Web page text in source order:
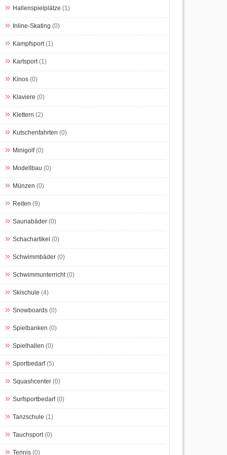
Hallenspielplätze (1)
Inline-Skating (0)
Kampfsport(1)
Kartsport(1)
Kinos(0)
Klaviere (0)
Klettern (2)
Kutschenfahrten (0)
Minigolf(0)
Modellbau (0)
Münzen (0)
Reiten (9)
Saunabäder(0)
Schachartikel (0)
Schwimmbäder(0)
Schwimmunterricht(0)
Skischule (4)
Snowboards(0)
Spielbanken (0)
Spielhallen (0)
Sportbedarf(5)
Squashcenter(0)
Surfsportbedarf(0)
Tanzschule (1)
Tauchsport(0)
Tennis(0)